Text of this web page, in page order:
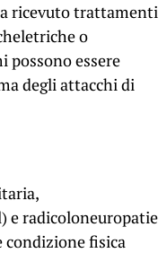
ricevuto trattamenti
o
possono essere
degli attacchi di
e radicoloneuropatie
condizione fisica